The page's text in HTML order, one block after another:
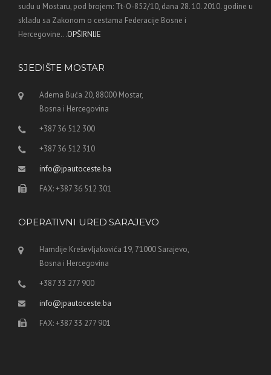
sudu u Mostaru, pod brojem: Tt-O-852/10, dana 28. 10. 2010. godine u
skladu sa Zakonom o cestama Federacije Bosne i
Hercegovine...OPŠIRNIJE
SJEDIŠTE MOSTAR
Adema Buća 20, 88000 Mostar,
Bosna i Hercegovina
+387 36 512 300
+387 36 512 310
info@jpautoceste.ba
FAX: +387 36 512 301
OPERATIVNI URED SARAJEVO
Hamdije Kreševljakovića 19, 71000 Sarajevo,
Bosna i Hercegovina
+387 33 277 900
info@jpautoceste.ba
FAX: +387 33 277 901